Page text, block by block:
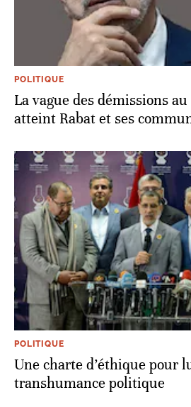
POLITIQUE
La vague des démissions
atteint Rabat et ses
POLITIQUE
Une charte d’éthique pour
transhumance politique